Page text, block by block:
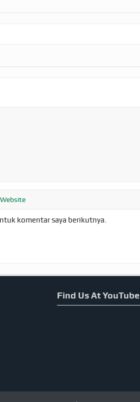
komentar saya berikutnya.
Find Us At YouTube